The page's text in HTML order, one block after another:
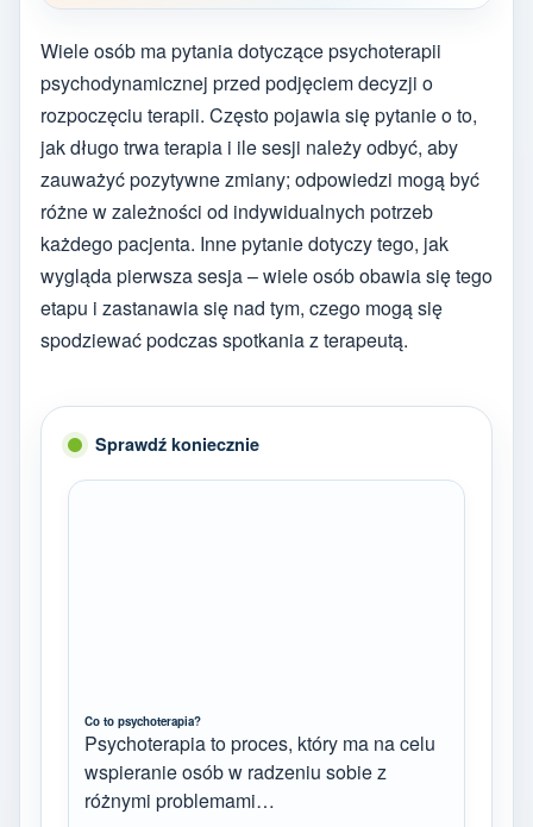
Wiele osób ma pytania dotyczące psychoterapii
psychodynamicznej przed podjęciem decyzji o
rozpoczęciu terapii. Często pojawia się pytanie o to,
jak długo trwa terapia i ile sesji należy odbyć, aby
zauważyć pozytywne zmiany; odpowiedzi mogą być
różne w zależności od indywidualnych potrzeb
każdego pacjenta. Inne pytanie dotyczy tego, jak
wygląda pierwsza sesja – wiele osób obawia się tego
etapu i zastanawia się nad tym, czego mogą się
spodziewać podczas spotkania z terapeutą.
Sprawdź koniecznie
Co to psychoterapia?
Psychoterapia to proces, który ma na celu
wspieranie osób w radzeniu sobie z
różnymi problemami…